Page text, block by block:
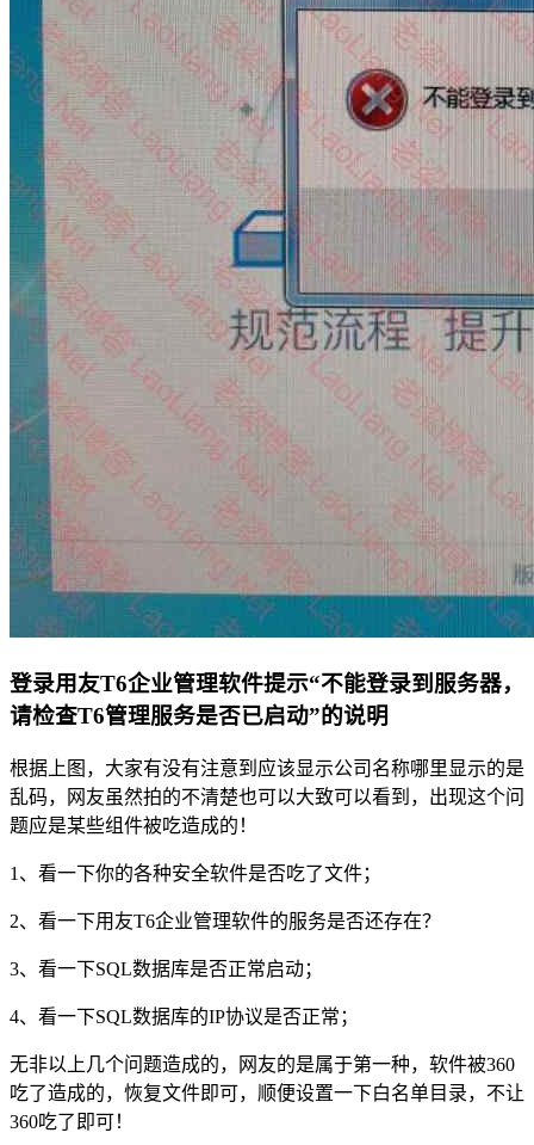
登录用友T6企业管理软件提示“不能登录到服务器，
请检查T6管理服务是否已启动”的说明
根据上图，大家有没有注意到应该显示公司名称哪里显示的是
乱码，网友虽然拍的不清楚也可以大致可以看到，出现这个问
题应是某些组件被吃造成的！
1、看一下你的各种安全软件是否吃了文件；
2、看一下用友T6企业管理软件的服务是否还存在？
3、看一下SQL数据库是否正常启动；
4、看一下SQL数据库的IP协议是否正常；
无非以上几个问题造成的，网友的是属于第一种，软件被360
吃了造成的，恢复文件即可，顺便设置一下白名单目录，不让
360吃了即可！